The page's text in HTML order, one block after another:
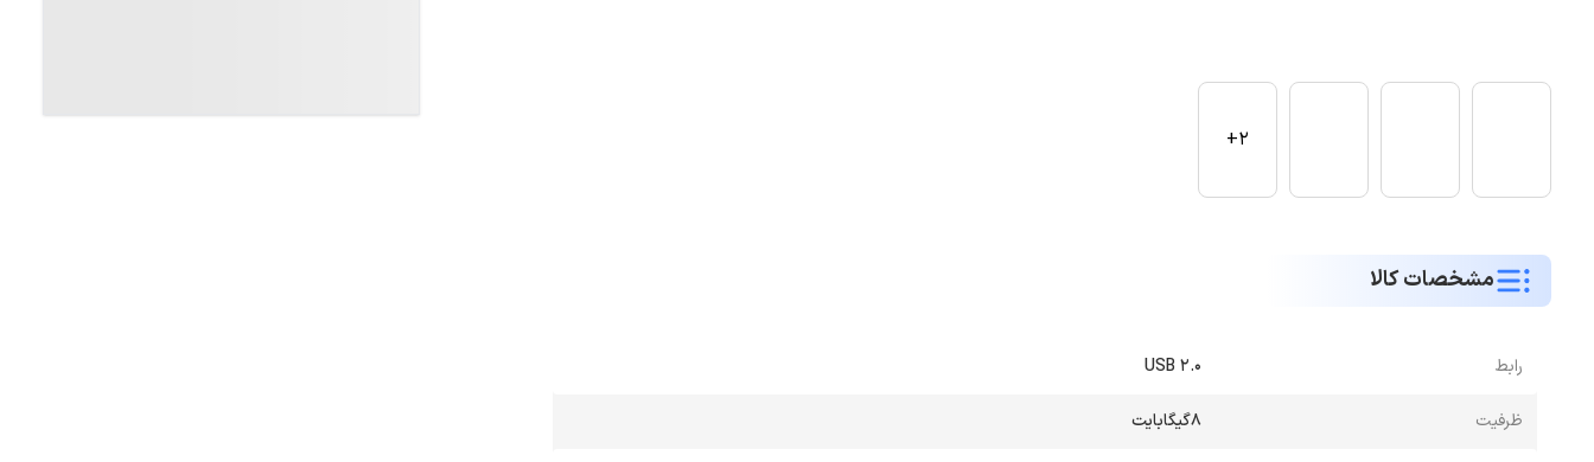
2+
مشخصات کالا
رابط USB 2.0
ظرفیت 8گیگابایت